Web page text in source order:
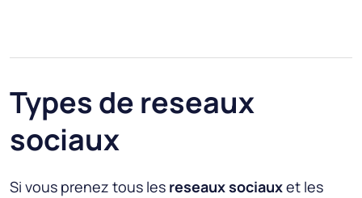
Types de reseaux
sociaux
Si vous prenez tous les reseaux sociauxet les